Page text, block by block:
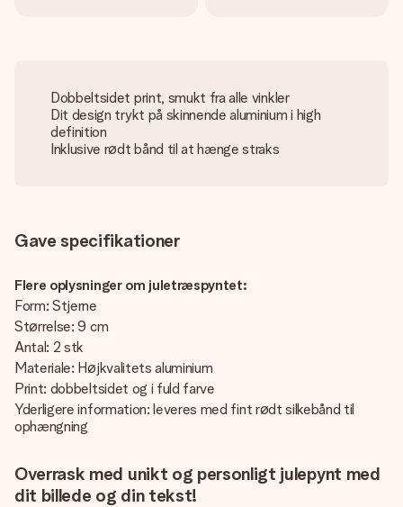
Dobbeltsidet print, smukt fra alle vinkler
Dit design trykt på skinnende aluminium i high
definition
Inklusive rødt bånd til at hænge straks
Gave specifikationer
Flere oplysninger om juletræspyntet:
Form: Stjerne
Størrelse: 9 cm
Antal: 2 stk
Materiale: Højkvalitets aluminium
Print: dobbeltsidet og i fuld farve
Yderligere information: leveres med fint rødt silkebånd til
ophængning
Overrask med unikt og personligt julepynt med
dit billede og din tekst!